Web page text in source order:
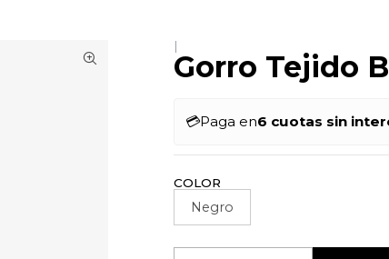
|
Gorro Tejido
💳Paga en6 cuotas sin
COLOR
Negro